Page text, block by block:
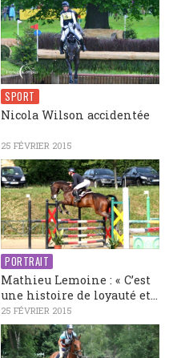
SPORT
Nicola Wilson accidentée
25 FÉVRIER 2015
PORTRAIT
Mathieu Lemoine : « C’est
une histoire de loyauté et...
25 FÉVRIER 2015